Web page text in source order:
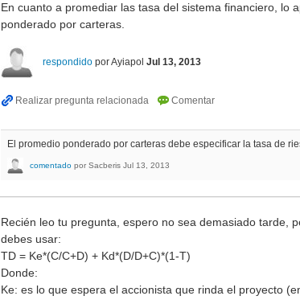
En cuanto a promediar las tasa del sistema financiero, lo
ponderado por carteras.
respondido porAyiapol Jul 13, 2013
El promedio ponderado por carteras debe especificar la tasa de
comentado por Sacberis Jul 13, 2013
Recién leo tu pregunta, espero no sea demasiado tarde,
debes usar:
TD = Ke*(C/C+D) + Kd*(D/D+C)*(1-T)
Donde:
Ke: es lo que espera el accionista que rinda el proyecto